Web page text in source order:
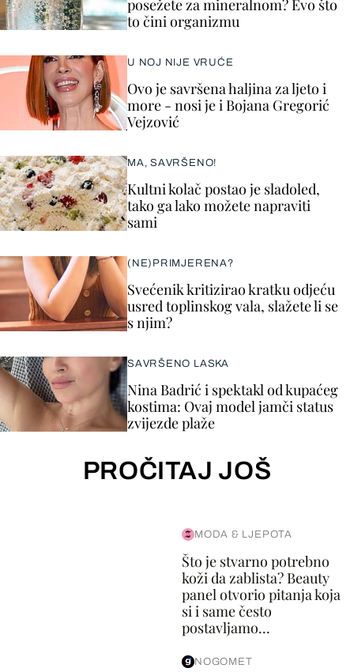
posežete za mineralnom? Evo što
to čini organizmu
U NOJ NIJE VRUĆE
Ovo je savršena haljina za ljeto i
more - nosi je i Bojana Gregorić
Vejzović
MA, SAVRŠENO!
Kultni kolač postao je sladoled,
tako ga lako možete napraviti
sami
(NE)PRIMJERENA?
Svećenik kritizirao kratku odjeću
usred toplinskog vala, slažete li se
s njim?
SAVRŠENO LASKA
Nina Badrić i spektakl od kupaćeg
kostima: Ovaj model jamči status
zvijezde plaže
PROČITAJ JOŠ
MODA & LJEPOTA
Što je stvarno potrebno
koži da zablista? Beauty
panel otvorio pitanja koja
si i same često
postavljamo...
NOGOMET